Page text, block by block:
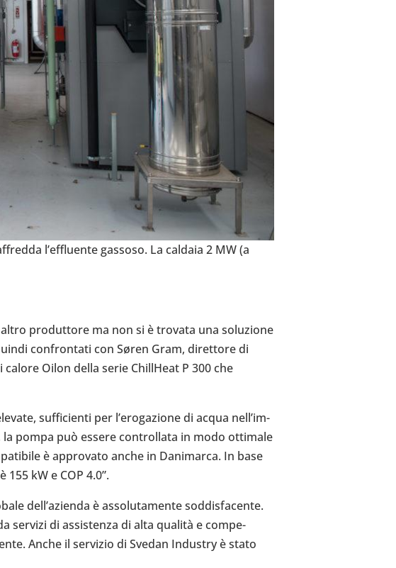
l’ef­fluente gassoso. La caldaia 2 MW (a
pro­dut­tore ma non si è trovata una solu­zione
con­fron­tati con Søren Gram, diret­tore di
Oilon della serie Chil­lHeat P 300 che
suf­fi­cienti per l’e­ro­ga­zione di acqua nel­l’im­
pompa può essere con­trol­lata in modo otti­male
è appro­vato anche in Dani­marca. In base
kW e COP 4.0”.
del­l’a­zienda è asso­lu­ta­mente sod­di­sfa­cente.
servizi di assi­stenza di alta qualità e com­pe­
Anche il ser­vi­zio di Svedan Indu­stry è stato